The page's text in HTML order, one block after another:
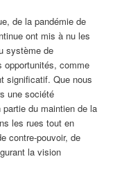
de la pandémie de
ont mis à nu les
système de
opportunités, comme
significatif. Que nous
une société
du maintien de la
les rues tout en
contre-pouvoir, de
la vision